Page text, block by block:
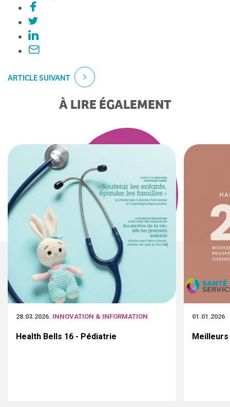
ARTICLE SUIVANT
À LIRE ÉGALEMENT
28.03.2026. INNOVATION & INFORMATION
Health Bells 16 - Pédiatrie
01.01.2026
Meilleurs